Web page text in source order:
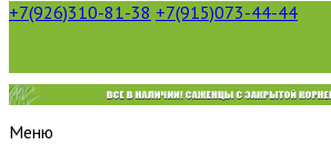
+7(926)310-81-38 +7(915)073-44-44
Меню